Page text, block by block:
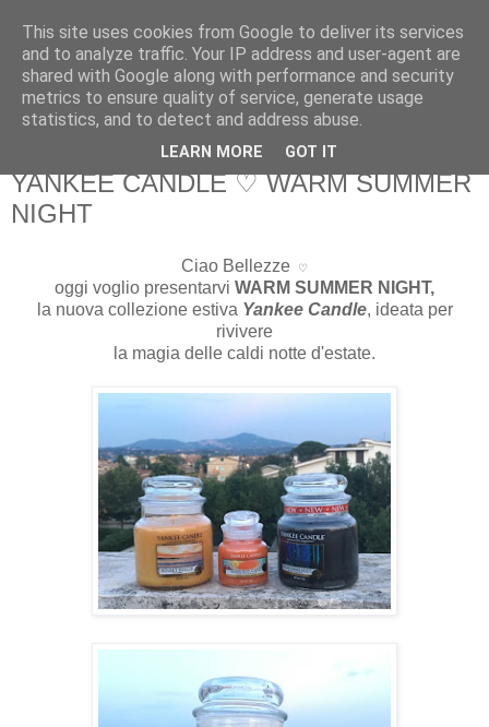
Martone Laura
Martone Laura
giovedì, luglio 28, 2016
YANKEE CANDLE ♡ WARM SUMMER
NIGHT
Ciao Bellezze ♡
oggi voglio presentarvi WARM SUMMER NIGHT,
la nuova collezione estiva Yankee Candle, ideata per
rivivere
la magia delle caldi notte d'estate.
This site uses cookies from Google to deliver its services
and to analyze traffic. Your IP address and user-agent are
shared with Google along with performance and security
metrics to ensure quality of service, generate usage
statistics, and to detect and address abuse.
LEARN MORE GOT IT